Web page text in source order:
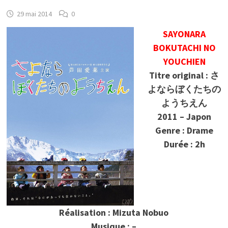
29 mai 2014 0
SAYONARA
BOKUTACHI NO
YOUCHIEN
Titre original : さ
よならぼくたちの
ようちえん
2011 – Japon
Genre : Drame
Durée : 2h
Réalisation : Mizuta Nobuo